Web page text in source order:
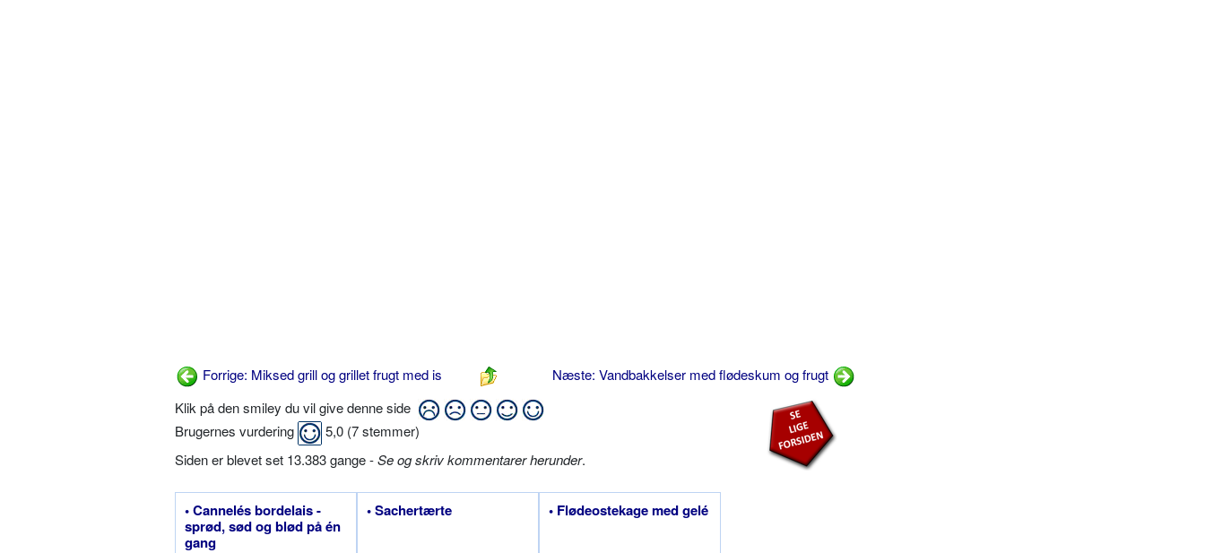
Forrige: Miksed grill og grillet frugt med is
Næste: Vandbakkelser med flødeskum og frugt
Klik på den smiley du vil give denne side
Brugernes vurdering
5,0 (7stemmer)
Siden er blevet set 13.383 gange -Se og skriv kommentarer herunder.
• Cannelés bordelais -
sprød, sød og blød på én
gang
• Sachertærte • Flødeostekage med gelé